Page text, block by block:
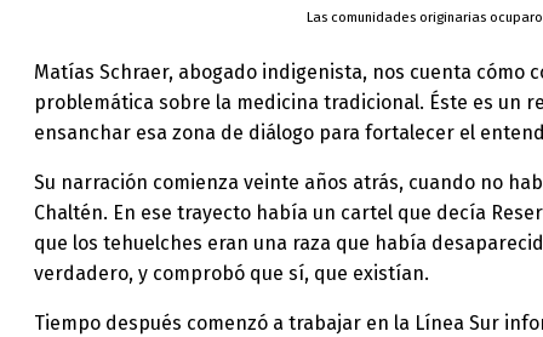
Las comunidades originarias
Matías Schraer, abogado indigenista, nos cuenta
problemática sobre la medicina tradicional. Éste es un
ensanchar esa zona de diálogo para fortalecer el
Su narración comienza veinte años atrás, cuando no
Chaltén. En ese trayecto había un cartel que decía
que los tehuelches eran una raza que había
verdadero, y comprobó que sí, que existían.
Tiempo después comenzó a trabajar en la Línea Sur